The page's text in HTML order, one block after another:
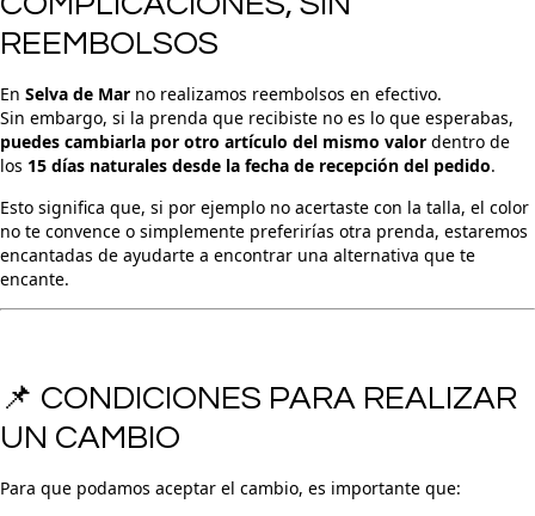
REEMBOLSOS
En Selva de Mar no realizamos reembolsos en efectivo.
Sin embargo, si la prenda que recibiste no es lo que esperabas,
puedes cambiarla por otro artículo del mismo valor dentro de
los 15 días naturales desde la fecha de recepción del pedido.
Esto significa que, si por ejemplo no acertaste con la talla, el color
no te convence o simplemente preferirías otra prenda, estaremos
encantadas de ayudarte a encontrar una alternativa que te
encante.
📌 CONDICIONES PARA REALIZAR
UN CAMBIO
Para que podamos aceptar el cambio, es importante que: